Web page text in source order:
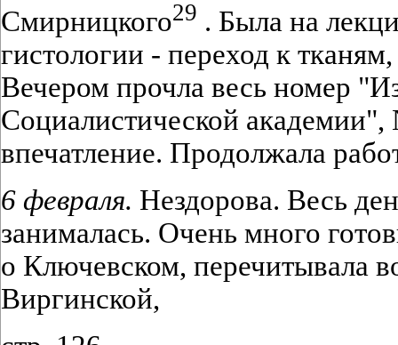
Смирницкого29 . Была на
гистологии - переход к
Вечером прочла весь номер
Социалистической академии",
впечатление. Продолжала
6 февраля. Нездорова. Весь
занималась. Очень много
о Ключевском, перечитывала
Виргинской,